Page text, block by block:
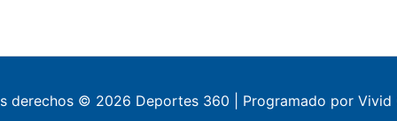
derechos © 2026 Deportes 360 | Programado por Vivid